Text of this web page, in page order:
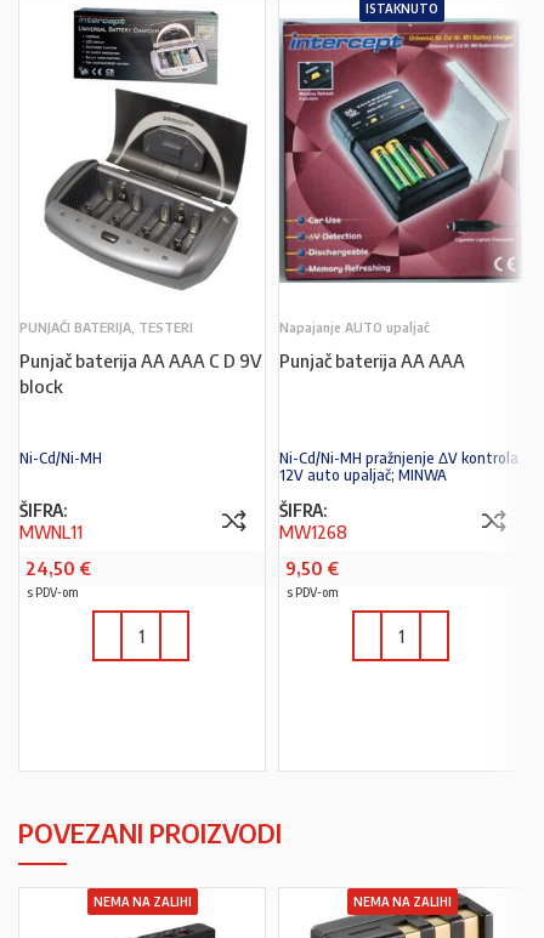
PUNJAČI BATERIJA, TESTERI
Punjač baterija AA AAA C D 9V
block
Ni-Cd/Ni-MH
ŠIFRA:
MWNL11
24,50 €
s PDV-om
ISTAKNUTO
Napajanje AUTO upaljač
Punjač baterija AA AAA
Ni-Cd/Ni-MH pražnjenje ΔV kontrola
12V auto upaljač; MINWA
ŠIFRA:
MW1268
9,50 €
s PDV-om
POVEZANI PROIZVODI
NEMA NA ZALIHI NEMA NA ZALIHI